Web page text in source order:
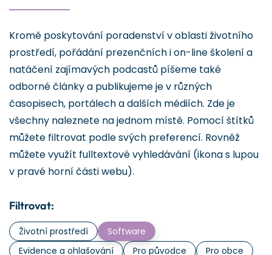
Kromě poskytování poradenství v oblasti životního
prostředí, pořádání prezenčních i on-line školení a
natáčení zajímavých podcastů píšeme také
odborné články a publikujeme je v různých
časopisech, portálech a dalších médiích. Zde je
všechny naleznete na jednom místě. Pomocí štítků
můžete filtrovat podle svých preferencí. Rovněž
můžete využít fulltextové vyhledávání (ikona s lupou
v pravé horní části webu).
Filtrovat:
Životní prostředí
Software
Evidence a ohlašování
Pro původce
Pro obce